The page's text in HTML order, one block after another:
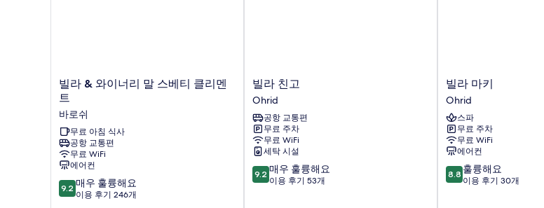
빌
라
와
이
너
리
말
스
베
빌라 & 와이너리 말 스베티 클리멘
트
바로쉬
무료 아침 식사
공항 교통편
무료 WiFi
에어컨
10
점
9.2 매우 훌륭해요
이용 후기 246개
빌
라
친
고
Ohrid
빌라 친고
Ohrid
공항 교통편
무료 주차
무료 WiFi
세탁 시설
10
점
9.2 매우 훌륭해요
이용 후기 53개
빌
라
마
키
Ohrid
빌라 마키
Ohrid
스파
무료 주차
무료 WiFi
에어컨
10
점
8.8 훌륭해요
이용 후기 30개